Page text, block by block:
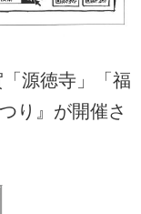
源徳寺」「福
り』が開催さ